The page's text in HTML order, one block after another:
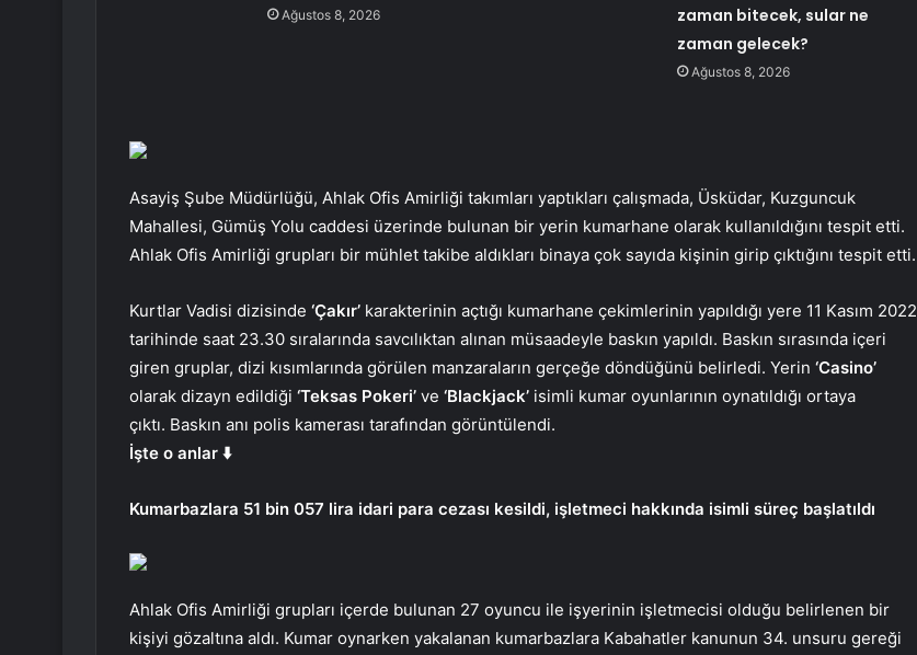
Ağustos 8, 2026
zaman bitecek, sular ne
zaman gelecek?
Ağustos 8, 2026
Asayiş Şube Müdürlüğü, Ahlak Ofis Amirliği takımları yaptıkları çalışmada, Üsküdar, Kuzguncuk
Mahallesi, Gümüş Yolu caddesi üzerinde bulunan bir yerin kumarhane olarak kullanıldığını tespit etti.
Ahlak Ofis Amirliği grupları bir mühlet takibe aldıkları binaya çok sayıda kişinin girip çıktığını tespit etti.
Kurtlar Vadisi dizisinde ‘Çakır’ karakterinin açtığı kumarhane çekimlerinin yapıldığı yere 11 Kasım 2022
tarihinde saat 23.30 sıralarında savcılıktan alınan müsaadeyle baskın yapıldı. Baskın sırasında içeri
giren gruplar, dizi kısımlarında görülen manzaraların gerçeğe döndüğünü belirledi. Yerin ‘Casino’
olarak dizayn edildiği ‘Teksas Pokeri’ ve ‘Blackjack’ isimli kumar oyunlarının oynatıldığı ortaya
çıktı. Baskın anı polis kamerası tarafından görüntülendi.
İşte o anlar ⬇️
Kumarbazlara 51 bin 057 lira idari para cezası kesildi, işletmeci hakkında isimli süreç başlatıldı
Ahlak Ofis Amirliği grupları içerde bulunan 27 oyuncu ile işyerinin işletmecisi olduğu belirlenen bir
kişiyi gözaltına aldı. Kumar oynarken yakalanan kumarbazlara Kabahatler kanunun 34. unsuru gereği